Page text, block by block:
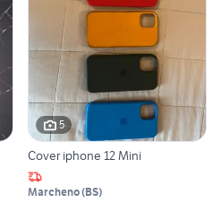
5
Cover iphone 12 Mini
Marcheno(BS)